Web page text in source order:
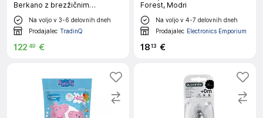
Berkano z brezžičnim
sprejemnikom
Na voljo v 3-6 delovnih dneh
Prodajalec TradinQ
122 49 €
Forest, Modri
Na voljo v 4-7 delovnih dneh
Prodajalec Electronics Emporium
1813 €